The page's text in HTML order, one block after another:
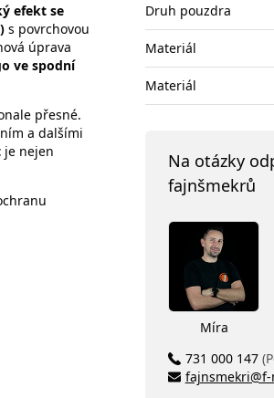
efekt se
s povrchovou
úprava
ve spodní
přesné.
a dalšími
je nejen
Druh pouzdra
Materiál
Materiál
Na otázky
fajnšmekrů
Míra
731 000 147